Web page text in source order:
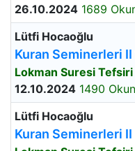
26.10.2024 1689
Lütfi Hocaoğlu
Kuran Seminerleri II
Lokman Suresi
12.10.2024 1490
Lütfi Hocaoğlu
Kuran Seminerleri II